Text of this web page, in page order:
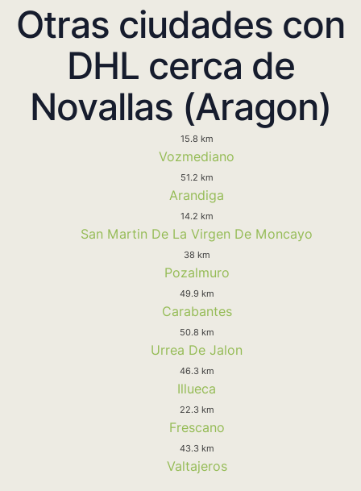
Otras ciudades con
DHL cerca de
Novallas (Aragon)
15.8 km
Vozmediano
51.2 km
Arandiga
14.2 km
San Martin De La Virgen De Moncayo
38 km
Pozalmuro
49.9 km
Carabantes
50.8 km
Urrea De Jalon
46.3 km
Illueca
22.3 km
Frescano
43.3 km
Valtajeros